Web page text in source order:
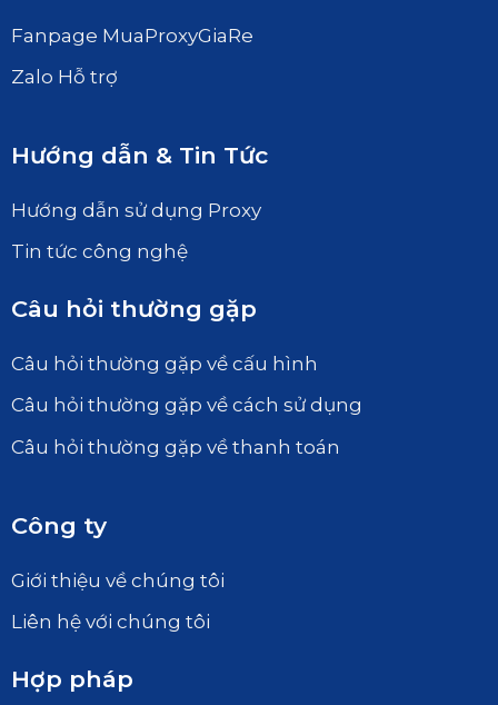
Fanpage MuaProxyGiaRe
Zalo Hỗ trợ
Hướng dẫn & Tin Tức
Hướng dẫn sử dụng Proxy
Tin tức công nghệ
Câu hỏi thường gặp
Câu hỏi thường gặp về cấu hình
Câu hỏi thường gặp về cách sử dụng
Câu hỏi thường gặp về thanh toán
Công ty
Giới thiệu về chúng tôi
Liên hệ với chúng tôi
Hợp pháp